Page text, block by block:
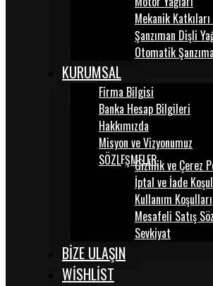
Mekanik
Şanzıman Dişli
Otomatik
KURUMSAL
Firma Bilgisi
Banka Hesap Bilgileri
Hakkımızda
Misyon ve Vizyonumuz
SÖZLEŞMELERGizlilik ve Çerez
İptal ve İade
Kullanım Koşulları
Mesafeli Satış
Sevkiyat
BİZE ULAŞIN
WISHLIST